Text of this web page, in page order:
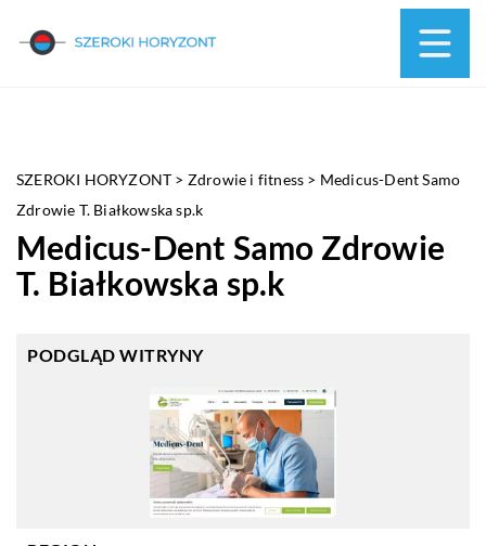
SZEROKI HORYZONT > Zdrowie i fitness > Medicus-Dent Samo
Zdrowie T. Białkowska sp.k
Medicus-Dent Samo Zdrowie
T. Białkowska sp.k
PODGLĄD WITRYNY